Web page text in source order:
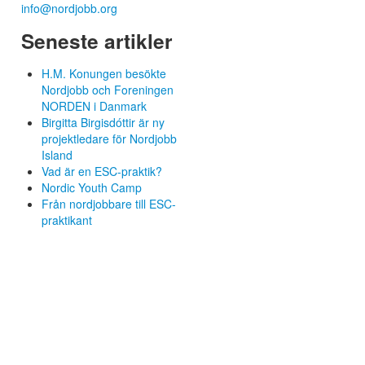
info@nordjobb.org
Seneste artikler
H.M. Konungen besökte
Nordjobb och Foreningen
NORDEN i Danmark
Birgitta Birgisdóttir är ny
projektledare för Nordjobb
Island
Vad är en ESC-praktik?
Nordic Youth Camp
Från nordjobbare till ESC-
praktikant